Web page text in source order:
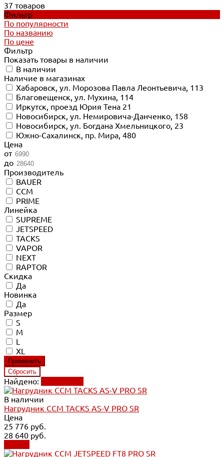
37 товаров
Фильтр
По популярности
По названию
По цене
Фильтр
Показать товары в наличии
В наличии
Наличие в магазинах
Хабаровск, ул. Морозова Павла Леонтьевича, 113
Благовещенск, ул. Мухина, 114
Иркутск, проезд Юрия Тена 21
Новосибирск, ул. Немировича-Данченко, 158
Новосибирск, ул. Богдана Хмельницкого, 23
Южно-Сахалинск, пр. Мира, 480
Цена
от
до
Производитель
BAUER
CCM
PRIME
Линейка
SUPREME
JETSPEED
TACKS
VAPOR
NEXT
RAPTOR
Скидка
Да
Новинка
Да
Размер
S
M
L
XL
Найдено:
В наличии
Нагрудник CCM TACKS AS-V PRO SR
Цена
25 776 руб.
28 640 руб.